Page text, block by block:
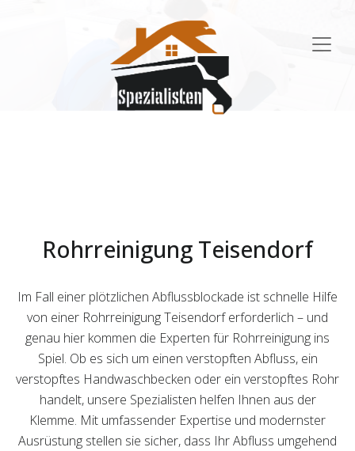
Rohrreinigung Teisendorf
Im Fall einer plötzlichen Abflussblockade ist schnelle Hilfe
von einer Rohrreinigung Teisendorf erforderlich – und
genau hier kommen die Experten für Rohrreinigung ins
Spiel. Ob es sich um einen verstopften Abfluss, ein
verstopftes Handwaschbecken oder ein verstopftes Rohr
handelt, unsere Spezialisten helfen Ihnen aus der
Klemme. Mit umfassender Expertise und modernster
Ausrüstung stellen sie sicher, dass Ihr Abfluss umgehend